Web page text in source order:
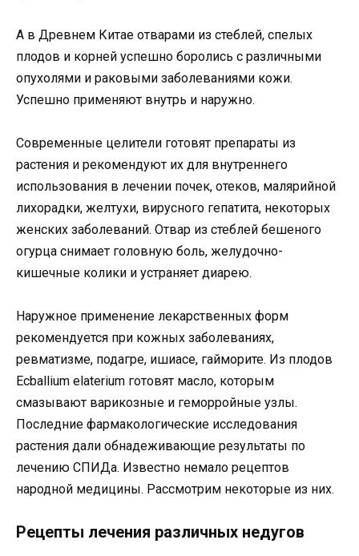
А в Древнем Китае отварами из стеблей, спелых
плодов и корней успешно боролись с различными
опухолями и раковыми заболеваниями кожи.
Успешно применяют внутрь и наружно.
Современные целители готовят препараты из
растения и рекомендуют их для внутреннего
использования в лечении почек, отеков, малярийной
лихорадки, желтухи, вирусного гепатита, некоторых
женских заболеваний. Отвар из стеблей бешеного
огурца снимает головную боль, желудочно-
кишечные колики и устраняет диарею.
Наружное применение лекарственных форм
рекомендуется при кожных заболеваниях,
ревматизме, подагре, ишиасе, гайморите. Из плодов
Ecballium elaterium готовят масло, которым
смазывают варикозные и геморройные узлы.
Последние фармакологические исследования
растения дали обнадеживающие результаты по
лечению СПИДа. Известно немало рецептов
народной медицины. Рассмотрим некоторые из них.
Рецепты лечения различных недугов